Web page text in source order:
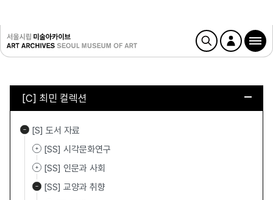
[C] 최민 컬렉션
[S] 도서 자료
[SS] 시각문화연구
[SS] 인문과 사회
[SS] 교양과 취향